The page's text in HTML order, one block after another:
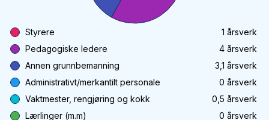
Styrere 1 årsverk
Pedagogiske ledere
4 årsverk
Annen grunnbemanning
3,1 årsverk
Administrativt/merkantilt personale
0 årsverk
Vaktmester, rengjøring og kokk
0,5 årsverk
Lærlinger (m.m)
0 årsverk